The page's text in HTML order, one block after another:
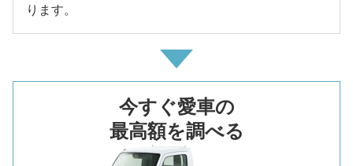
ります。
今すぐ愛車の
最高額を調べる